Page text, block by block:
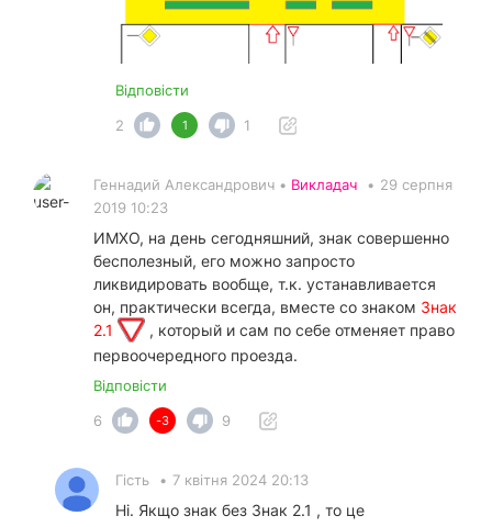
Відповісти
2
1 1
Геннадий Александрович • Викладач • 29 серпня
2019 10:23
ИМХО, на день сегодняшний, знак совершенно
бесполезный, его можно запросто
ликвидировать вообще, т.к. устанавливается
он, практически всегда, вместе со знаком Знак
2.1
, который и сам по себе отменяет право
первоочередного проезда.
Відповісти
6
-3 9
Гість • 7 квітня 2024 20:13
Ні. Якщо знак без Знак 2.1 , то це